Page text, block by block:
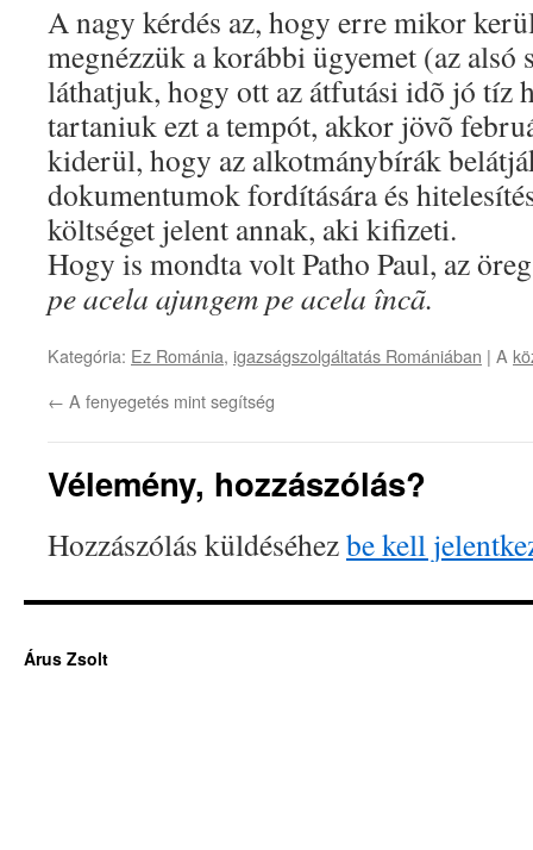
A nagy kérdés az, hogy erre mikor
megnézzük a korábbi ügyemet (az
láthatjuk, hogy ott az átfutási idõ jó tíz
tartaniuk ezt a tempót, akkor jövõ
kiderül, hogy az alkotmánybírák
dokumentumok fordítására és
költséget jelent annak, aki kifizeti.
Hogy is mondta volt Patho Paul, az
pe acela ajungem pe acela încã.
Kategória: Ez Románia, igazságszolgáltatás Romániában | A
← A fenyegetés mint segítség
Vélemény, hozzászólás?
Hozzászólás küldéséhezbe kell
Árus Zsolt